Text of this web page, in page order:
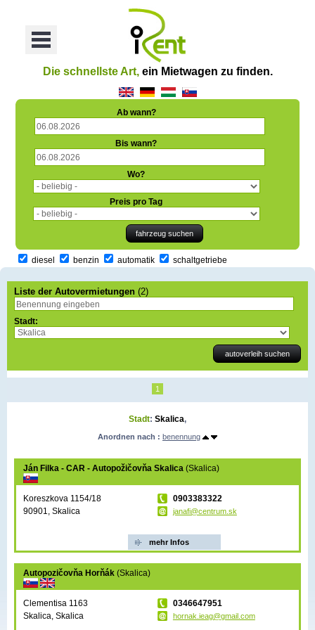
Menu
Die schnellste Art,ein Mietwagen zu finden.
Ab wann?
Bis wann?
Wo?
Preis pro Tag
diesel benzin automatik schaltgetriebe
Liste der Autovermietungen (2)
Stadt:
1
Stadt: Skalica,
Anordnen nach : benennung
Ján Filka - CAR - Autopožičovňa Skalica (Skalica)
Koreszkova 1154/18
90901, Skalica
0903383322
janafi@centrum.sk
mehr Infos
Autopozičovňa Horňák (Skalica)
Clementisa 1163
Skalica, Skalica
0346647951
hornak.ieag@gmail.com